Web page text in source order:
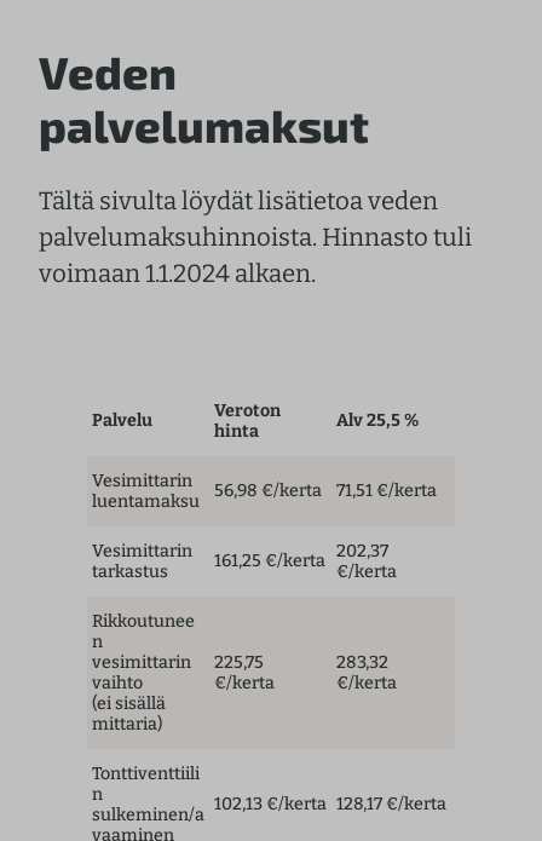
Veden
palvelumaksut
Tältä sivulta löydät lisätietoa veden
palvelumaksuhinnoista. Hinnasto tuli
voimaan 1.1.2024 alkaen.
Palvelu
Veroton
hinta
Alv 25,5 %
Vesimittarin
luentamaksu
56,98 €/kerta 71,51 €/kerta
Vesimittarin
tarkastus
161,25 €/kerta 202,37
€/kerta
Rikkoutunee
n
vesimittarin
vaihto
(ei sisällä
mittaria)
225,75
€/kerta
283,32
€/kerta
Tonttiventtiili
n
sulkeminen/a
vaaminen
102,13 €/kerta 128,17 €/kerta